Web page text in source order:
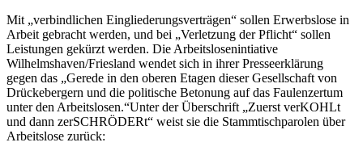
Mit „verbindlichen Eingliederungsverträgen“ sollen Erwerbslose in
Arbeit gebracht werden, und bei „Verletzung der Pflicht“ sollen
Leistungen gekürzt werden. Die Arbeitslosenintiative
Wilhelmshaven/Friesland wendet sich in ihrer Presseerklärung
gegen das „Gerede in den oberen Etagen dieser Gesellschaft von
Drückebergern und die politische Betonung auf das Faulenzertum
unter den Arbeitslosen.“Unter der Überschrift „Zuerst verKOHLt
und dann zerSCHRÖDERt“ weist sie die Stammtischparolen über
Arbeitslose zurück: